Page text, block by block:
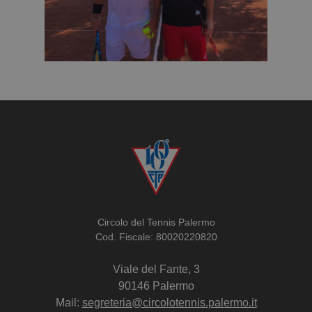
Circolo del Tennis Palermo
Cod. Fiscale: 80020220820
Viale del Fante, 3
90146 Palermo
Mail: segreteria@circolotennis.palermo.it